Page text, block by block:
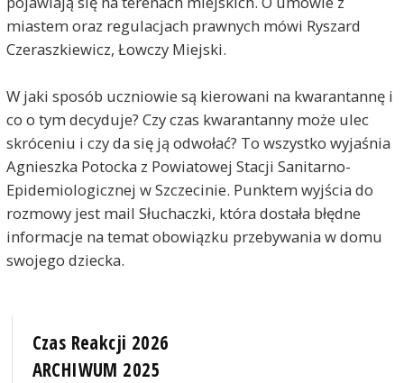
miastem oraz regulacjach prawnych mówi Ryszard
Czeraszkiewicz, Łowczy Miejski.
W jaki sposób uczniowie są kierowani na kwarantannę i
co o tym decyduje? Czy czas kwarantanny może ulec
skróceniu i czy da się ją odwołać? To wszystko wyjaśnia
Agnieszka Potocka z Powiatowej Stacji Sanitarno-
Epidemiologicznej w Szczecinie. Punktem wyjścia do
rozmowy jest mail Słuchaczki, która dostała błędne
informacje na temat obowiązku przebywania w domu
swojego dziecka.
Czas Reakcji 2026
ARCHIWUM 2025